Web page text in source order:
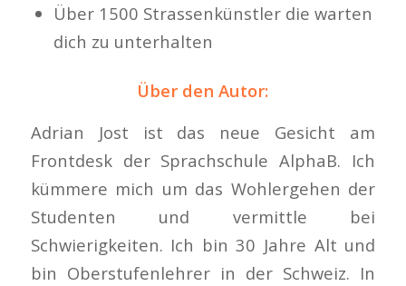
Über 1500 Strassenkünstler die warten
dich zu unterhalten
Über den Autor:
Adrian Jost ist das neue Gesicht am
Frontdesk der Sprachschule AlphaB. Ich
kümmere mich um das Wohlergehen der
Studenten und vermittle bei
Schwierigkeiten. Ich bin 30 Jahre Alt und
bin Oberstufenlehrer in der Schweiz. In